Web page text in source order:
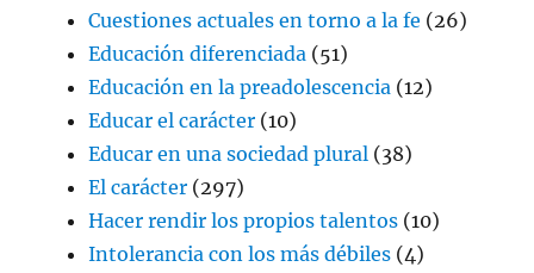
Cuestiones actuales en torno a la fe (26)
Educación diferenciada (51)
Educación en la preadolescencia (12)
Educar el carácter (10)
Educar en una sociedad plural (38)
El carácter (297)
Hacer rendir los propios talentos (10)
Intolerancia con los más débiles (4)